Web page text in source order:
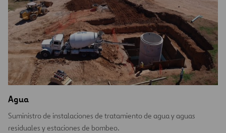
Agua
Suministro de instalaciones de tratamiento de agua y aguas
residuales y estaciones de bombeo.